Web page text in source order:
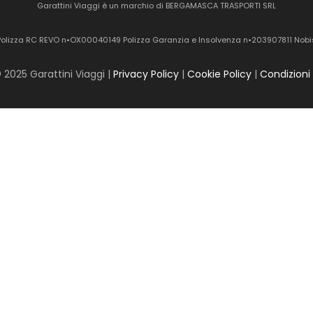
Garattini Viaggi è un marchio di BERGAMASCA TRASPORTI SRL
RC REVO n•OX00040149 Polizza Garanzia e Insolvenza n•203907811
Garattini Viaggi | Privacy Policy | Cookie Policy |